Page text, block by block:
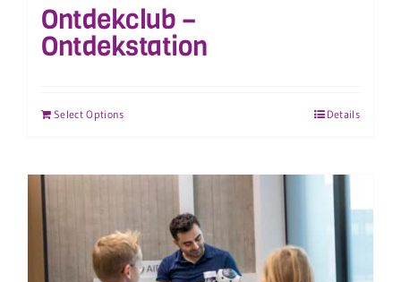
Ontdekclub –
Ontdekstation
Select Options Details